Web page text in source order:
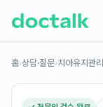
홈›상담·질문›치아유지관리